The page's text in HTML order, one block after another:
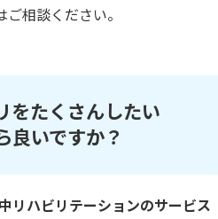
相談ください。
をたくさんしたい
良いですか？
リハビリテーションのサービス